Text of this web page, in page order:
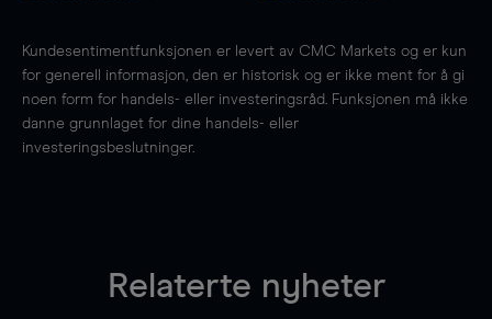
Kundesentimentfunksjonen er levert av CMC Markets og er kun
for generell informasjon, den er historisk og er ikke ment for å gi
noen form for handels- eller investeringsråd. Funksjonen må ikke
danne grunnlaget for dine handels- eller
investeringsbeslutninger.
Relaterte nyheter